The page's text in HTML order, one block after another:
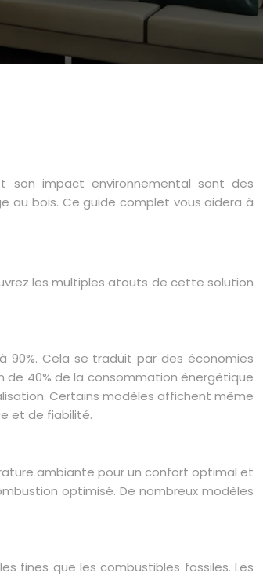
son impact environnemental sont des
au bois. Ce guide complet vous aidera à
les multiples atouts de cette solution
90%. Cela se traduit par des économies
de 40% de la consommation énergétique
Certains modèles affichent même
et de fiabilité.
ambiante pour un confort optimal et
optimisé. De nombreux modèles
fines que les combustibles fossiles. Les